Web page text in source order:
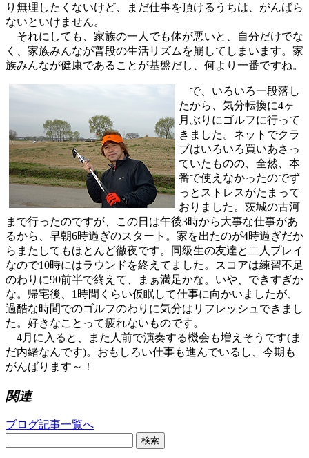
り無理したくないけど、まだ仕事を頂けるうちは、がんばら
ないといけません。
それにしても、家族の一人でも体が悪いと、自分だけでな
く、家族みんなが普段の生活リズムを崩してしまいます。家
族みんなが健康であることが基盤だし、何より一番ですね。
で、いろいろ一段落し
たから、気分転換に4ヶ
月ぶりにゴルフに行って
きました。ネットでクラ
ブはいろいろ買いあさっ
ていたものの、全然、本
番で使えなかったのでず
っとストレスがたまって
おりました。茨城の古河
まで行ったのですが、この日は午後3時から大事な仕事があ
るから、早朝6時過ぎのスタート。家を出たのが4時過ぎだか
らまたしてもほとんど徹夜です。同級生の友達と二人プレイ
なので10時にはラウンドを終えてました。スコアは練習不足
のわりに90前半で終えて、まぁ満足かな。いや、できすぎか
な。帰宅後、1時間くらい仮眠して仕事に向かいましたが、
過酷な時間でのゴルフのわりに気分はリフレッシュできまし
た。好きなことって疲れないものです。
4月に入ると、また人前で演奏する機会も増えそうです(ま
だ内緒なんです)。おもしろい仕事も進んでいるし、今期も
がんばります～！
関連
ブログ記事一覧へ
検索